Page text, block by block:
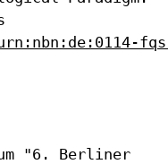
"6. Berliner